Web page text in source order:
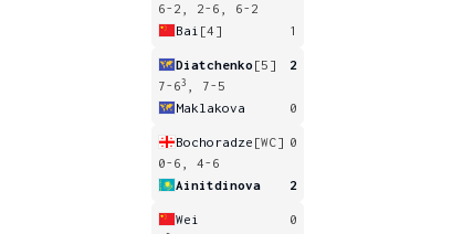
6-2, 2-6, 6-2
Bai [4] 1
Diatchenko [5]
2
7-63
, 7-5
Maklakova
0
Bochoradze [WC] 0
0-6, 4-6
Ainitdinova
2
Wei
0